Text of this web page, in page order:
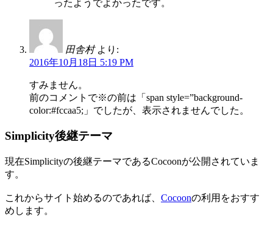
ったようでよかったです。
田舎村 より:
2016年10月18日 5:19 PM
すみません。
前のコメントで※の前は「span style=”background-
color:#fccaa5;」でしたが、表示されませんでした。
Simplicity後継テーマ
現在Simplicityの後継テーマであるCocoonが公開されていま
す。
これからサイト始めるのであれば、 Cocoonの利用をおすす
めします。